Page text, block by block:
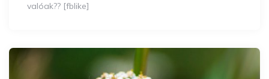
valóak?? [fblike]